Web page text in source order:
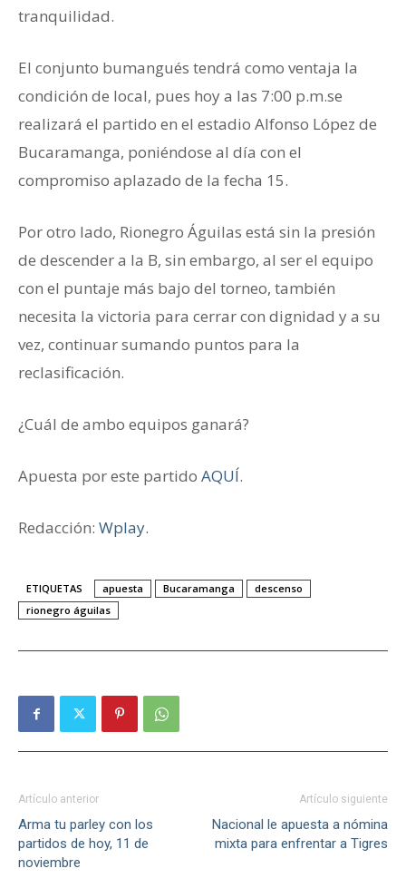
tranquilidad.
El conjunto bumangués tendrá como ventaja la
condición de local, pues hoy a las 7:00 p.m.se
realizará el partido en el estadio Alfonso López de
Bucaramanga, poniéndose al día con el
compromiso aplazado de la fecha 15.
Por otro lado, Rionegro Águilas está sin la presión
de descender a la B, sin embargo, al ser el equipo
con el puntaje más bajo del torneo, también
necesita la victoria para cerrar con dignidad y a su
vez, continuar sumando puntos para la
reclasificación.
¿Cuál de ambo equipos ganará?
Apuesta por este partido AQUÍ.
Redacción: Wplay.
ETIQUETAS apuesta Bucaramanga
descenso
rionegro águilas
Artículo anterior
Arma tu parley con los
partidos de hoy, 11 de
noviembre
Artículo siguiente
Nacional le apuesta a nómina
mixta para enfrentar a Tigres